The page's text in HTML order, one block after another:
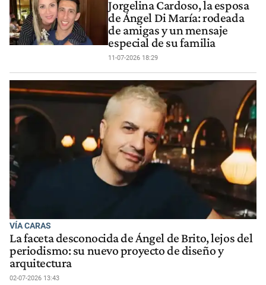
Jorgelina Cardoso, la esposa
de Ángel Di María: rodeada
de amigas y un mensaje
especial de su familia
11-07-2026 18:29
VÍA CARAS
La faceta desconocida de Ángel de Brito, lejos del
periodismo: su nuevo proyecto de diseño y
arquitectura
02-07-2026 13:43